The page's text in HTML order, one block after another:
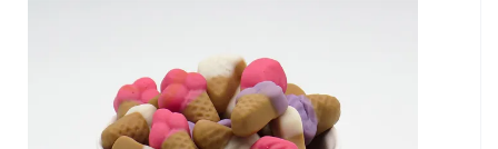
آجیل مخلوط
پسته